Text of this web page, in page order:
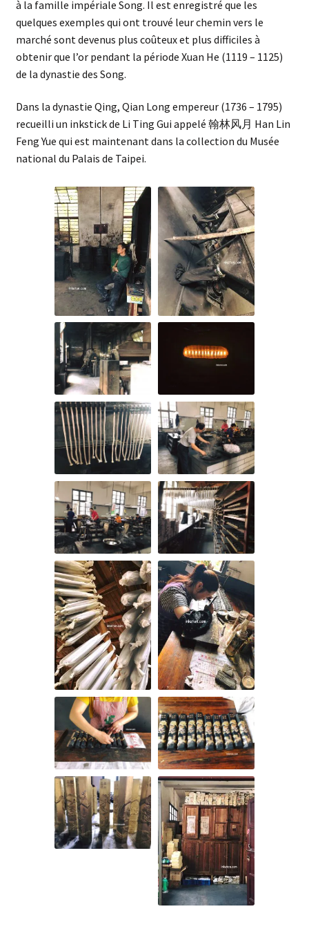
à la famille impériale Song. Il est enregistré que les
quelques exemples qui ont trouvé leur chemin vers le
marché sont devenus plus coûteux et plus difficiles à
obtenir que l’or pendant la période Xuan He (1119 – 1125)
de la dynastie des Song.
Dans la dynastie Qing, Qian Long empereur (1736 – 1795)
recueilli un inkstick de Li Ting Gui appelé 翰林风月 Han Lin
Feng Yue qui est maintenant dans la collection du Musée
national du Palais de Taipei.